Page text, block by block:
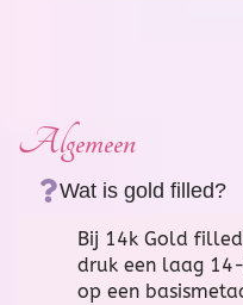
Algemeen
Wat is gold filled?
Bij 14k Gold
druk een laag
op een